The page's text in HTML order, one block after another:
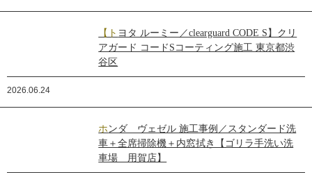
【トヨタ ルーミー／clearguard CODE S】クリ
アガード コードSコーティング施工 東京都渋
谷区
2026.06.24
ホンダ ヴェゼル 施工事例／スタンダード洗
車＋全席掃除機＋内窓拭き【ゴリラ手洗い洗
車場 用賀店】